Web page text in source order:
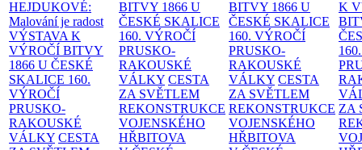
HEJDUKOVÉ:
Malování je radost
VÝSTAVA K
VÝROČÍ BITVY
1866 U ČESKÉ
SKALICE 160.
VÝROČÍ
PRUSKO-
RAKOUSKÉ
VÁLKY CESTA
BITVY 1866 U
ČESKÉ SKALICE
160. VÝROČÍ
PRUSKO-
RAKOUSKÉ
VÁLKY CESTA
ZA SVĚTLEM
REKONSTRUKCE
VOJENSKÉHO
HŘBITOVA
BITVY 1866 U
ČESKÉ SKALICE
160. VÝROČÍ
PRUSKO-
RAKOUSKÉ
VÁLKY CESTA
ZA SVĚTLEM
REKONSTRUKCE
VOJENSKÉHO
HŘBITOVA
K
ZA